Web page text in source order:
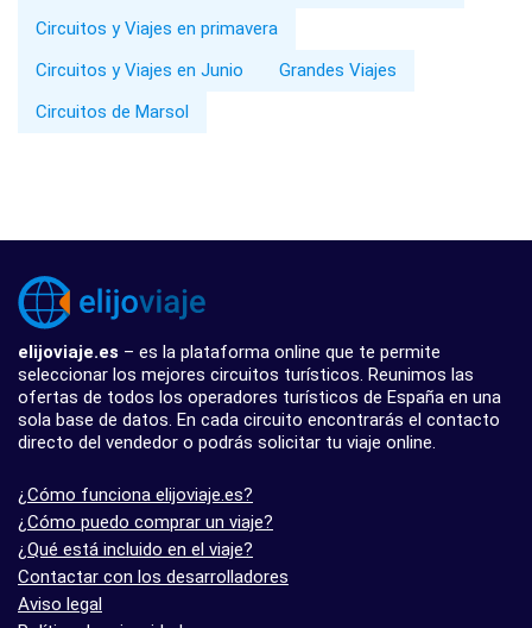
Circuitos y Viajes en primavera
Circuitos y Viajes en Junio
Grandes Viajes
Circuitos de Marsol
elijoviaje.es – es la plataforma online que te permite
seleccionar los mejores circuitos turísticos. Reunimos las
ofertas de todos los operadores turísticos de España en una
sola base de datos. En cada circuito encontrarás el contacto
directo del vendedor o podrás solicitar tu viaje online.
¿Cómo funciona elijoviaje.es?
¿Cómo puedo comprar un viaje?
¿Qué está incluido en el viaje?
Contactar con los desarrolladores
Aviso legal